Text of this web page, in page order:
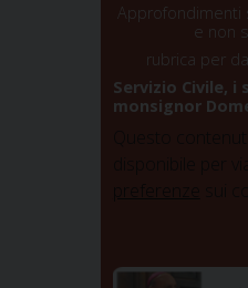
Approfondimenti
e non
rubrica per
Servizio Civile, i
monsignor